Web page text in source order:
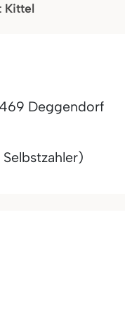
Kittel
Deggendorf